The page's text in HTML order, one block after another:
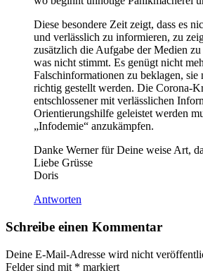
Diese besondere Zeit zeigt, dass es
und verlässlich zu informieren, zu
zusätzlich die Aufgabe der Medien
was nicht stimmt. Es genügt nicht
Falschinformationen zu beklagen, sie
richtig gestellt werden. Die Corona-
entschlossener mit verlässlichen
Orientierungshilfe geleistet werden
„Infodemie“ anzukämpfen.
Danke Werner für Deine weise Art,
Liebe Grüsse
Doris
Antworten
Schreibe einen Kommentar
Deine E-Mail-Adresse wird nicht
Felder sind mit * markiert